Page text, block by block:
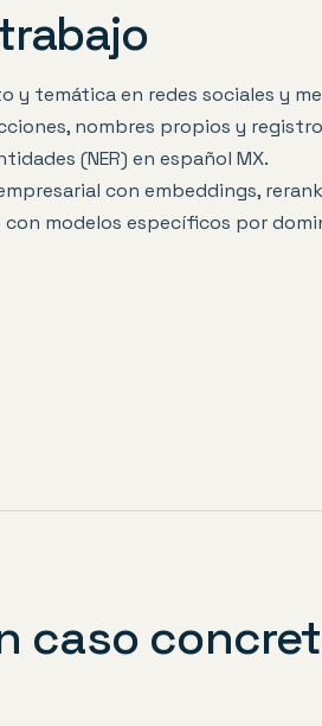
y temática en redes sociales y
nombres propios y
(NER) en español MX.
con embeddings,
modelos específicos por
caso